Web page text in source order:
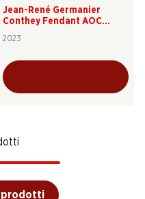
Jean-René Germanier
Conthey Fendant AOC
2023
prodotti